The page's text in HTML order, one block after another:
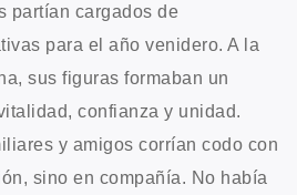
partían cargados de
para el año venidero. A la
sus figuras formaban un
confianza y unidad.
y amigos corrían codo con
sino en compañía. No había